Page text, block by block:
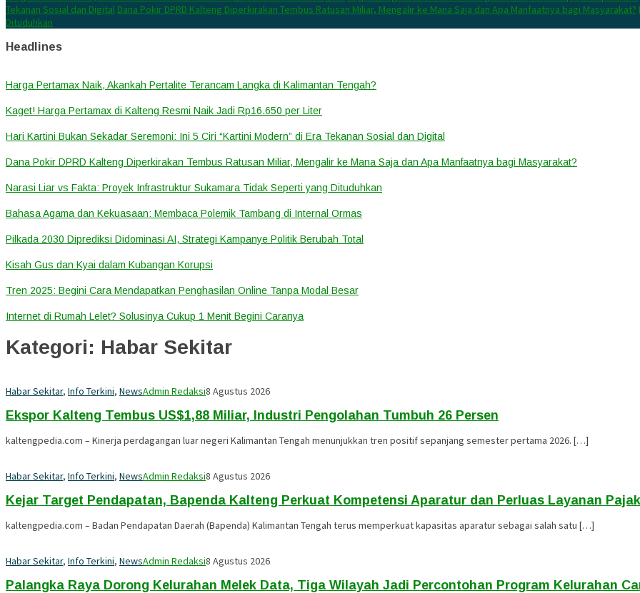
Tekanan Sosial dan Digital Dana Pokir DPRD Kalteng Diperkirakan Tembus Ratusan Miliar, Mengalir ke Mana Saja dan Apa Manfaatnya bagi Masyarakat?
Dituduhkan
Headlines
Harga Pertamax Naik, Akankah Pertalite Terancam Langka di Kalimantan Tengah?
Kaget! Harga Pertamax di Kalteng Resmi Naik Jadi Rp16.650 per Liter
Hari Kartini Bukan Sekadar Seremoni: Ini 5 Ciri “Kartini Modern” di Era Tekanan Sosial dan Digital
Dana Pokir DPRD Kalteng Diperkirakan Tembus Ratusan Miliar, Mengalir ke Mana Saja dan Apa Manfaatnya bagi Masyarakat?
Narasi Liar vs Fakta: Proyek Infrastruktur Sukamara Tidak Seperti yang Dituduhkan
Bahasa Agama dan Kekuasaan: Membaca Polemik Tambang di Internal Ormas
Pilkada 2030 Diprediksi Didominasi AI, Strategi Kampanye Politik Berubah Total
Kisah Gus dan Kyai dalam Kubangan Korupsi
Tren 2025: Begini Cara Mendapatkan Penghasilan Online Tanpa Modal Besar
Internet di Rumah Lelet? Solusinya Cukup 1 Menit Begini Caranya
Kategori: Habar Sekitar
Habar Sekitar, Info Terkini, NewsAdmin Redaksi8 Agustus 2026
Ekspor Kalteng Tembus US$1,88 Miliar, Industri Pengolahan Tumbuh 26 Persen
kaltengpedia.com – Kinerja perdagangan luar negeri Kalimantan Tengah menunjukkan tren positif sepanjang semester pertama 2026. […]
Habar Sekitar, Info Terkini, NewsAdmin Redaksi8 Agustus 2026
Kejar Target Pendapatan, Bapenda Kalteng Perkuat Kompetensi Aparatur dan Perluas Layanan Pajak
kaltengpedia.com – Badan Pendapatan Daerah (Bapenda) Kalimantan Tengah terus memperkuat kapasitas aparatur sebagai salah satu […]
Habar Sekitar, Info Terkini, NewsAdmin Redaksi8 Agustus 2026
Palangka Raya Dorong Kelurahan Melek Data, Tiga Wilayah Jadi Percontohan Program Kelurahan